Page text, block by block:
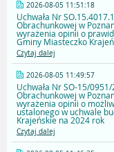
2026-08-05 11:51:18
Uchwała Nr
Obrachunkowej w
wyrażenia opinii o
Gminy Miasteczko
Czytaj dalej
2026-08-05 11:49:57
Uchwała Nr SO-15/
Obrachunkowej w
wyrażenia opinii o
ustalonego w uchwale
Krajeńskie na 2024 rok
Czytaj dalej